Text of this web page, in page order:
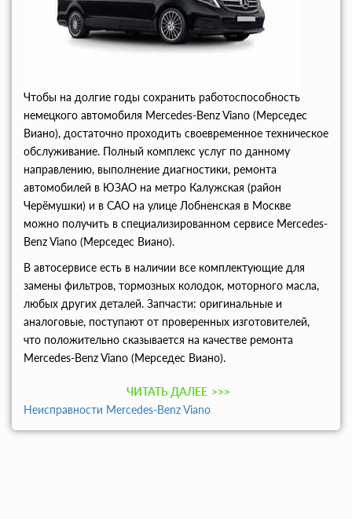
Чтобы на долгие годы сохранить работоспособность
немецкого автомобиля Mercedes-Benz Viano (Мерседес
Виано), достаточно проходить своевременное техническое
обслуживание. Полный комплекс услуг по данному
направлению, выполнение диагностики, ремонта
автомобилей в ЮЗАО на метро Калужская (район
Черёмушки) и в САО на улице Лобненская в Москве
можно получить в специализированном сервисе Mercedes-
Benz Viano (Мерседес Виано).
В автосервисе есть в наличии все комплектующие для
замены фильтров, тормозных колодок, моторного масла,
любых других деталей. Запчасти: оригинальные и
аналоговые, поступают от проверенных изготовителей,
что положительно сказывается на качестве ремонта
Mercedes-Benz Viano (Мерседес Виано).
ЧИТАТЬ ДАЛЕЕ >>>
Неисправности Mercedes-Benz Viano